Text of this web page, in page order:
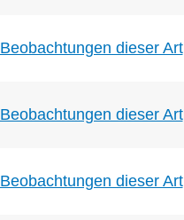
Beobachtungen dieser Art
Beobachtungen dieser Art
Beobachtungen dieser Art